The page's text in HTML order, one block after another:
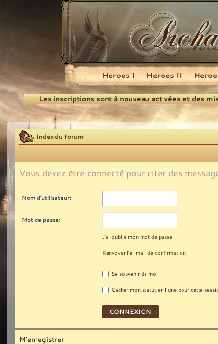
Recherche
Heroes I Heroes II
Les inscriptions sont à nouveau activées et des
Index du forum
Vous devez être connecté pour citer des
Nom d’utilisateur:
Mot de passe:
J’ai oublié mon mot de passe
Renvoyer l’e-mail de confirmation
Se souvenir de moi
Cacher mon statut en ligne pour cette
M’enregistrer